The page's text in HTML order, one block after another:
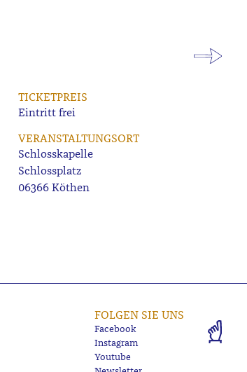
TICKETPREIS
Eintritt frei
VERANSTALTUNGSORT
Schlosskapelle
Schlossplatz
06366 Köthen
FOLGEN SIE UNS
Facebook
Instagram
Youtube